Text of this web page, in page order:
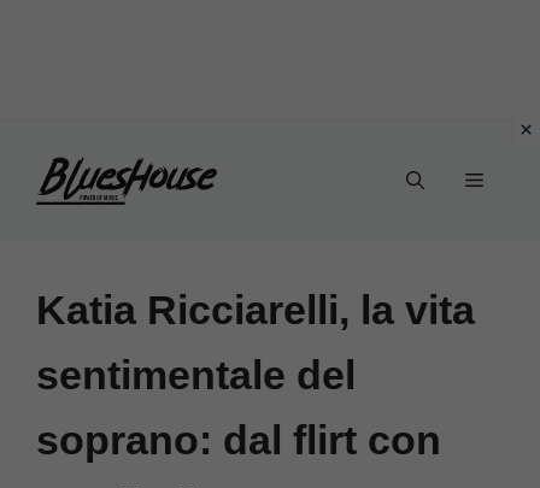
Menu
Katia Ricciarelli, la vita
sentimentale del
soprano: dal flirt con